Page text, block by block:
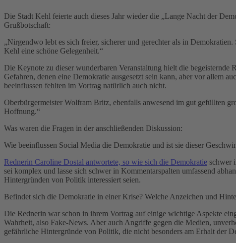
Die Stadt Kehl feierte auch dieses Jahr wieder die „Lange Nacht der
Grußbotschaft:
„Nirgendwo lebt es sich freier, sicherer und gerechter als in
Kehl eine schöne Gelegenheit.“
Die Keynote zu dieser wunderbaren Veranstaltung hielt die
Gefahren, denen eine Demokratie ausgesetzt sein kann, aber vor allem
beeinflussen fehlten im Vortrag natürlich auch nicht.
Oberbürgermeister Wolfram Britz, ebenfalls anwesend im gut gefüllten
Hoffnung.“
Was waren die Fragen in der anschließenden Diskussion:
Wie beeinflussen Social Media die Demokratie und ist sie dieser
Rednerin Caroline Dostal antwortete, so wie sich die Demokratie schwer
sei komplex und lasse sich schwer in Kommentarspalten umfassend
Hintergründen von Politik interessiert seien.
Befindet sich die Demokratie in einer Krise? Welche Anzeichen und
Die Rednerin war schon in ihrem Vortrag auf einige wichtige Aspekte
Wahrheit, also Fake-News. Aber auch Angriffe gegen die Medien,
gefährliche Hintergründe von Politik, die nicht besonders am Erhalt der